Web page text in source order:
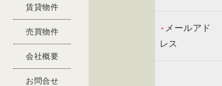
賃貸物件
売買物件
会社概要
お問合せ
＊ メールアド
レス